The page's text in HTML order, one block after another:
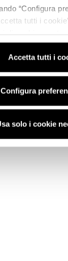
“Configura
tutti i
su “Usa solo i
soli cookie
sito.
Accetta tutti i
Configura
solo i cookie